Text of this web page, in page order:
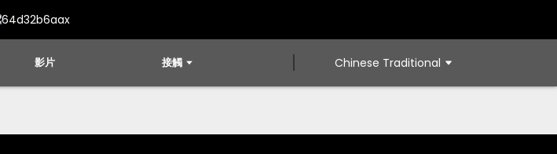
影片 接觸 Chinese Traditional